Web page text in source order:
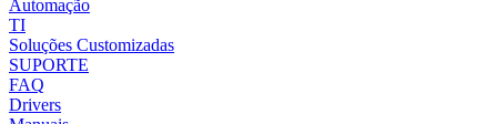
Automação
TI
Soluções Customizadas
SUPORTE
FAQ
Drivers